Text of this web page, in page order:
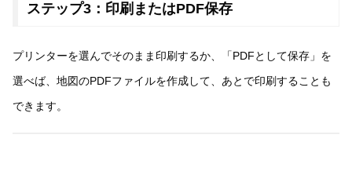
ステップ3：印刷またはPDF保存
プリンターを選んでそのまま印刷するか、「PDFとして保存」を
選べば、地図のPDFファイルを作成して、あとで印刷することも
できます。